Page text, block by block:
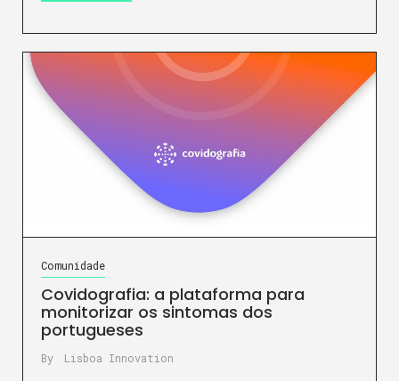
Comunidade
Covidografia: a plataforma para
monitorizar os sintomas dos
portugueses
By Lisboa Innovation